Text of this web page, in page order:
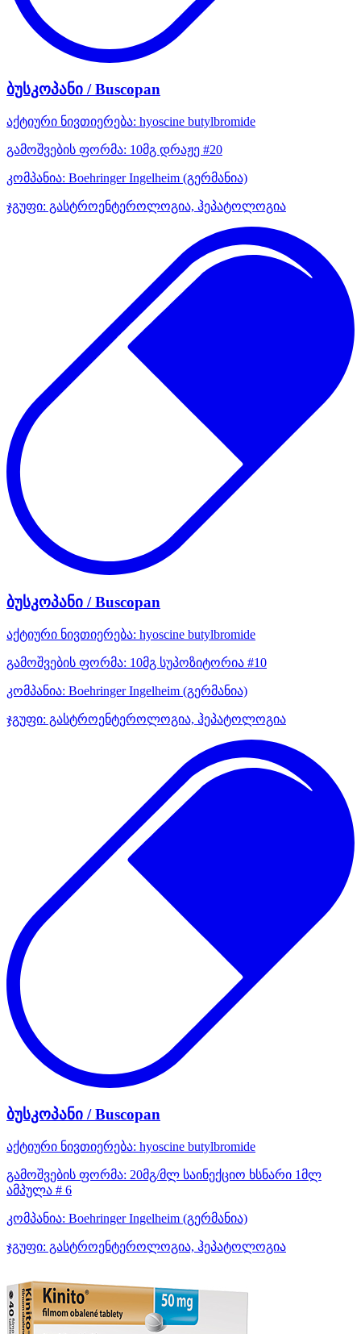
ბუსკოპანი / Buscopan
აქტიური ნივთიერება: hyoscine butylbromide
გამოშვების ფორმა: 10მგ დრაჟე #20
კომპანია: Boehringer Ingelheim (გერმანია)
ჯგუფი: გასტროენტეროლოგია, ჰეპატოლოგია
ბუსკოპანი / Buscopan
აქტიური ნივთიერება: hyoscine butylbromide
გამოშვების ფორმა: 10მგ სუპოზიტორია #10
კომპანია: Boehringer Ingelheim (გერმანია)
ჯგუფი: გასტროენტეროლოგია, ჰეპატოლოგია
ბუსკოპანი / Buscopan
აქტიური ნივთიერება: hyoscine butylbromide
გამოშვების ფორმა: 20მგ/მლ საინექციო ხსნარი 1მლ
ამპულა # 6
კომპანია: Boehringer Ingelheim (გერმანია)
ჯგუფი: გასტროენტეროლოგია, ჰეპატოლოგია